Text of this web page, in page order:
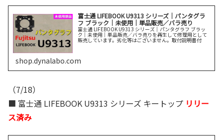
富士通 LIFEBOOK U9313 シリーズ｜パンタグラ
フ ブラック｜未使用｜単品販売／バラ売り
富士通 LIFEBOOK U9313 シリーズ｜パンタグラフ ブラッ
ク｜未使用｜単品販売／バラ売りを再生して修理用として
販売しています。劣化等はございません。取付説明書付
shop.dynalabo.com
（7/18）
■ 富士通 LIFEBOOK U9313 シリーズ キートップ リリー
ス済み